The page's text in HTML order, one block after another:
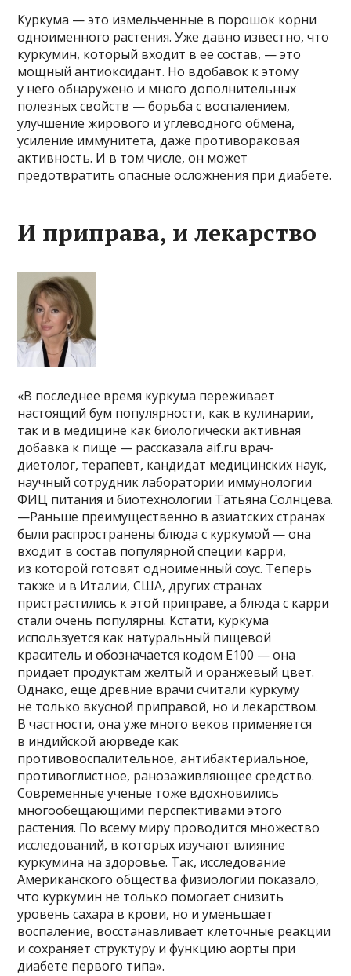
Куркума — это измельченные в порошок корни
одноименного растения. Уже давно известно, что
куркумин, который входит в ее состав, — это
мощный антиоксидант. Но вдобавок к этому
у него обнаружено и много дополнительных
полезных свойств — борьба с воспалением,
улучшение жирового и углеводного обмена,
усиление иммунитета, даже противораковая
активность. И в том числе, он может
предотвратить опасные осложнения при диабете.
И приправа, и лекарство
«В последнее время куркума переживает
настоящий бум популярности, как в кулинарии,
так и в медицине как биологически активная
добавка к пище — рассказала aif.ru врач-
диетолог, терапевт, кандидат медицинских наук,
научный сотрудник лаборатории иммунологии
ФИЦ питания и биотехнологии Татьяна Солнцева.
—Раньше преимущественно в азиатских странах
были распространены блюда с куркумой — она
входит в состав популярной специи карри,
из которой готовят одноименный соус. Теперь
также и в Италии, США, других странах
пристрастились к этой приправе, а блюда с карри
стали очень популярны. Кстати, куркума
используется как натуральный пищевой
краситель и обозначается кодом Е100 — она
придает продуктам желтый и оранжевый цвет.
Однако, еще древние врачи считали куркуму
не только вкусной приправой, но и лекарством.
В частности, она уже много веков применяется
в индийской аюрведе как
противовоспалительное, антибактериальное,
противоглистное, ранозаживляющее средство.
Современные ученые тоже вдохновились
многообещающими перспективами этого
растения. По всему миру проводится множество
исследований, в которых изучают влияние
куркумина на здоровье. Так, исследование
Американского общества физиологии показало,
что куркумин не только помогает снизить
уровень сахара в крови, но и уменьшает
воспаление, восстанавливает клеточные реакции
и сохраняет структуру и функцию аорты при
диабете первого типа».